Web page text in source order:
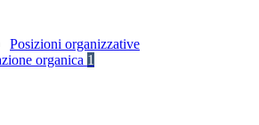
Posizioni organizzative
organica 1